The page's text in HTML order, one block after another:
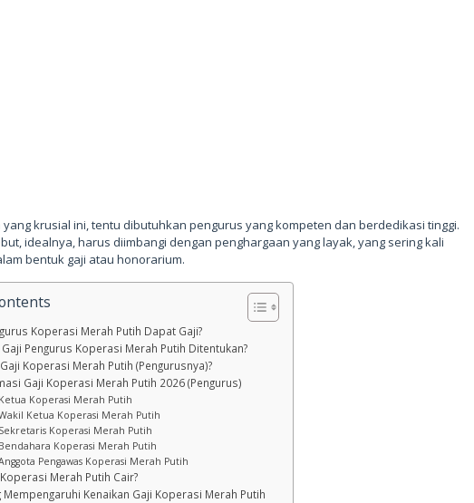
krusial ini, tentu dibutuhkan pengurus yang kompeten dan berdedikasi tinggi.
idealnya, harus diimbangi dengan penghargaan yang layak, yang sering kali
bentuk gaji atau honorarium.
Koperasi Merah Putih Dapat Gaji?
Pengurus Koperasi Merah Putih Ditentukan?
Koperasi Merah Putih (Pengurusnya)?
Gaji Koperasi Merah Putih 2026 (Pengurus)
Koperasi Merah Putih
Ketua Koperasi Merah Putih
Koperasi Merah Putih
Koperasi Merah Putih
Pengawas Koperasi Merah Putih
Merah Putih Cair?
Mempengaruhi Kenaikan Gaji Koperasi Merah Putih